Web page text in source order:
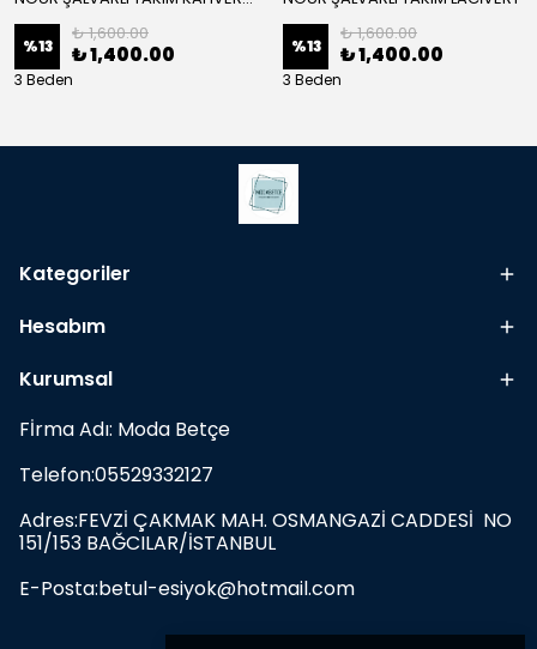
%13
₺ 1,600.00
₺ 1,400.00
3 Beden
%13
₺ 1,600.00
₺ 1,400.00
3 Beden
Kategoriler
Hesabım
Kurumsal
Fİrma Adı: Moda Betçe
Telefon:05529332127
Adres:FEVZİ ÇAKMAK MAH. OSMANGAZİ CADDESİ NO
151/153 BAĞCILAR/İSTANBUL
E-Posta:betul-esiyok@hotmail.com